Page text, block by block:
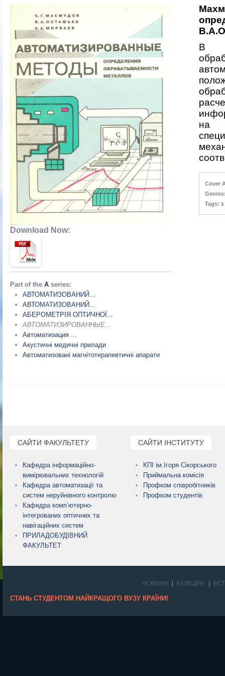
Download Now:
Part of the А series:
АВТОМАТИЗОВАНИЙ...
АВТОМАТИЗОВАНИЙ...
АБЕРОМЕТРІЯ ОПТИЧНОЇ...
АВТОМАТИЗИРОВАННЫЕ...
Автоматизация ...
Акустичні медичні прилади
Автоматизовані магнітотерапевтичні апарати
В
на
Cover
Tags: з
САЙТИ ФАКУЛЬТЕТУ
Кафедра інформаційно-
вимірювальних технологій
Кафедра автоматизації та
систем неруйнівного контролю
Кафедра комп’ютерно-
інтегрованих оптичних та
навігаційних систем
ПРИЛАДОБУДІВНИЙ
ФАКУЛЬТЕТ
САЙТИ ІНСТИТУТУ
КПІ ім.Ігоря Сікорського
Приймальна комісія
Профком співробітників
Профком студентів
НОВИНИ КАФЕДРА
СТАНЬ СТУДЕНТОМ НАЙКРАЩОГО ВУЗУ КРАЇНИ!